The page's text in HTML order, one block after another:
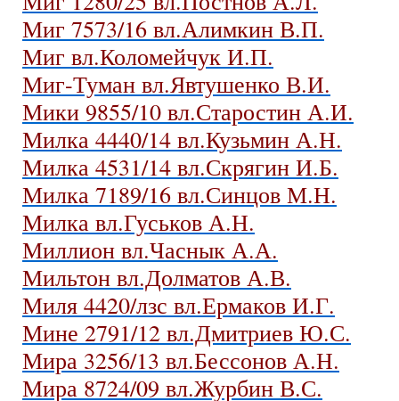
Миг 7573/16 вл.Алимкин В.П.
Миг вл.Коломейчук И.П.
Миг-Туман вл.Явтушенко В.И.
Мики 9855/10 вл.Старостин А.И.
Милка 4440/14 вл.Кузьмин А.Н.
Милка 4531/14 вл.Скрягин И.Б.
Милка 7189/16 вл.Синцов М.Н.
Милка вл.Гуськов А.Н.
Миллион вл.Часнык А.А.
Мильтон вл.Долматов А.В.
Миля 4420/лзс вл.Ермаков И.Г.
Мине 2791/12 вл.Дмитриев Ю.С.
Мира 3256/13 вл.Бессонов А.Н.
Мира 8724/09 вл.Журбин В.С.